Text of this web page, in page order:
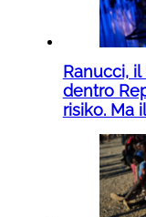
Ranucci, il
dentro
risiko. Ma